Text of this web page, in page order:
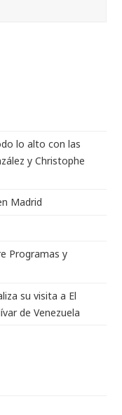
lo alto con las
y Christophe
Madrid
Programas y
su visita a El
de Venezuela